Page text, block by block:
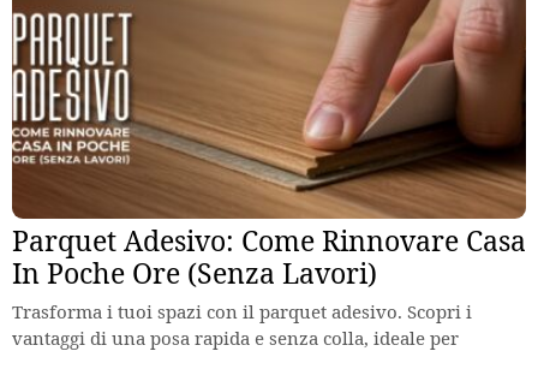
Parquet Adesivo: Come Rinnovare Casa
In Poche Ore (Senza Lavori)
Trasforma i tuoi spazi con il parquet adesivo. Scopri i
vantaggi di una posa rapida e senza colla, ideale per